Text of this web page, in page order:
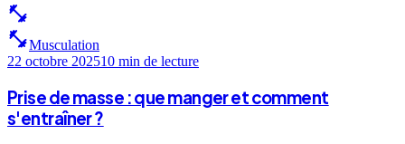
fitness_center
fitness_centerMusculation
22 octobre 202510 min de lecture
Prise de masse : que manger et comment
s'entraîner ?